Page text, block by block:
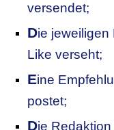
versendet;
Die jeweiligen
Like verseht;
Eine
postet;
Die